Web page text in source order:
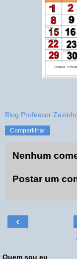
Blog Professor
Compartilhar
Nenhum
Postar um
‹
Quem sou eu